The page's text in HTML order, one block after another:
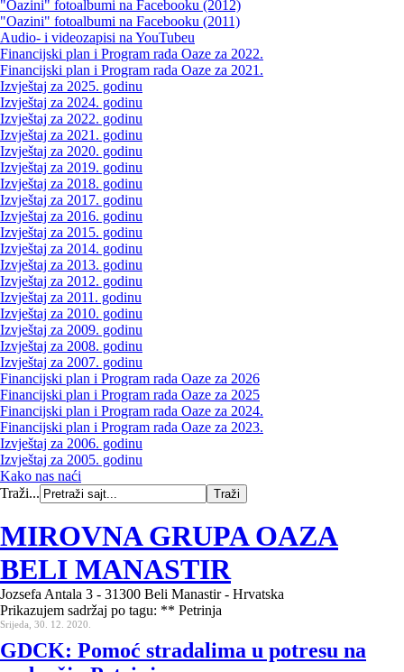
"Oazini" fotoalbumi na Facebooku (2012)
"Oazini" fotoalbumi na Facebooku (2011)
Audio- i videozapisi na YouTubeu
Financijski plan i Program rada Oaze za 2022.
Financijski plan i Program rada Oaze za 2021.
Izvještaj za 2025. godinu
Izvještaj za 2024. godinu
Izvještaj za 2022. godinu
Izvještaj za 2021. godinu
Izvještaj za 2020. godinu
Izvještaj za 2019. godinu
Izvještaj za 2018. godinu
Izvještaj za 2017. godinu
Izvještaj za 2016. godinu
Izvještaj za 2015. godinu
Izvještaj za 2014. godinu
Izvještaj za 2013. godinu
Izvještaj za 2012. godinu
Izvještaj za 2011. godinu
Izvještaj za 2010. godinu
Izvještaj za 2009. godinu
Izvještaj za 2008. godinu
Izvještaj za 2007. godinu
Financijski plan i Program rada Oaze za 2026
Financijski plan i Program rada Oaze za 2025
Financijski plan i Program rada Oaze za 2024.
Financijski plan i Program rada Oaze za 2023.
Izvještaj za 2006. godinu
Izvještaj za 2005. godinu
Kako nas naći
Traži...
MIROVNA GRUPA OAZA
BELI MANASTIR
Jozsefa Antala 3 - 31300 Beli Manastir - Hrvatska
Prikazujem sadržaj po tagu: ** Petrinja
Srijeda, 30. 12. 2020.
GDCK: Pomoć stradalima u potresu na